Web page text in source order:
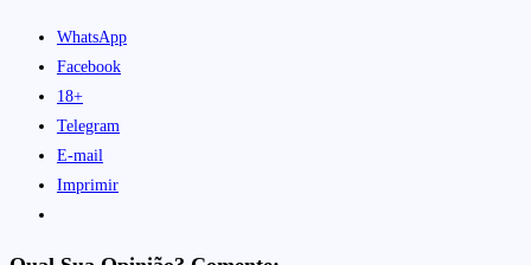
WhatsApp
Facebook
18+
Telegram
E-mail
Imprimir